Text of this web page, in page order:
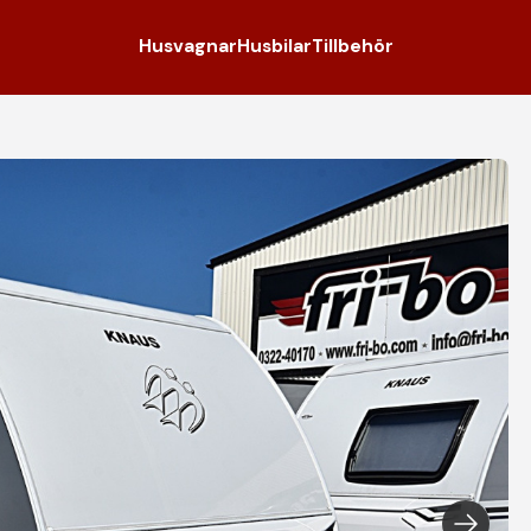
HusvagnarHusbilarTillbehör